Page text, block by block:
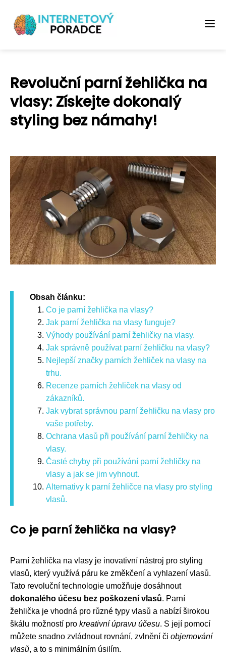
Revoluční parní žehlička na
vlasy: Získejte dokonalý
styling bez námahy!
Obsah článku:
Co je parní žehlička na vlasy?
Jak parní žehlička na vlasy funguje?
Výhody používání parní žehličky na vlasy.
Jak správně používat parní žehličku na vlasy?
Nejlepší značky parních žehliček na vlasy na
trhu.
Recenze parních žehliček na vlasy od
zákazníků.
Jak vybrat správnou parní žehličku na vlasy pro
vaše potřeby.
Ochrana vlasů při používání parní žehličky na
vlasy.
Časté chyby při používání parní žehličky na
vlasy a jak se jim vyhnout.
Alternativy k parní žehličce na vlasy pro styling
vlasů.
Co je parní žehlička na vlasy?
Parní žehlička na vlasy je inovativní nástroj pro styling
vlasů, který využívá páru ke změkčení a vyhlazení vlasů.
Tato revoluční technologie umožňuje dosáhnout
dokonalého účesu bez poškození vlasů. Parní
žehlička je vhodná pro různé typy vlasů a nabízí širokou
škálu možností pro kreativní úpravu účesu. S její pomocí
můžete snadno zvládnout rovnání, zvlnění či objemování
vlasů, a to s minimálním úsilím.